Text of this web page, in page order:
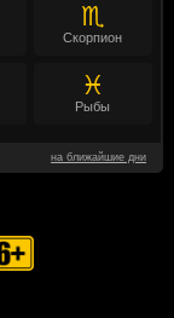
♏
Скорпион
♓
Рыбы
на ближайшие дни